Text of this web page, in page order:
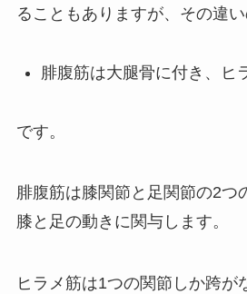
ることもありますが、その違
腓腹筋は大腿骨に付き、ヒ
です。
腓腹筋は膝関節と足関節の2つ
膝と足の動きに関与します。
ヒラメ筋は1つの関節しか跨が